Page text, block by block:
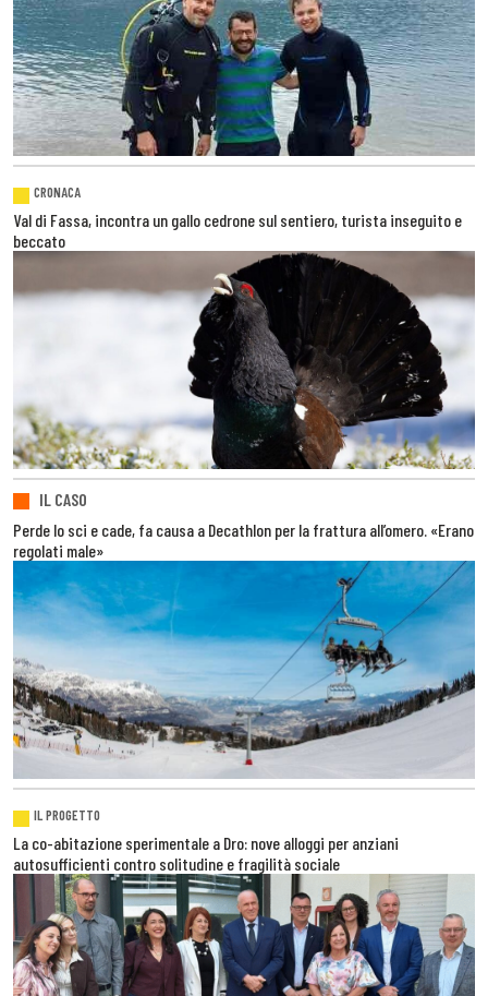
CRONACA
Val di Fassa, incontra un gallo cedrone sul sentiero, turista inseguito e
beccato
IL CASO
Perde lo sci e cade, fa causa a Decathlon per la frattura all’omero. «Erano
regolati male»
IL PROGETTO
La co-abitazione sperimentale a Dro: nove alloggi per anziani
autosufficienti contro solitudine e fragilità sociale